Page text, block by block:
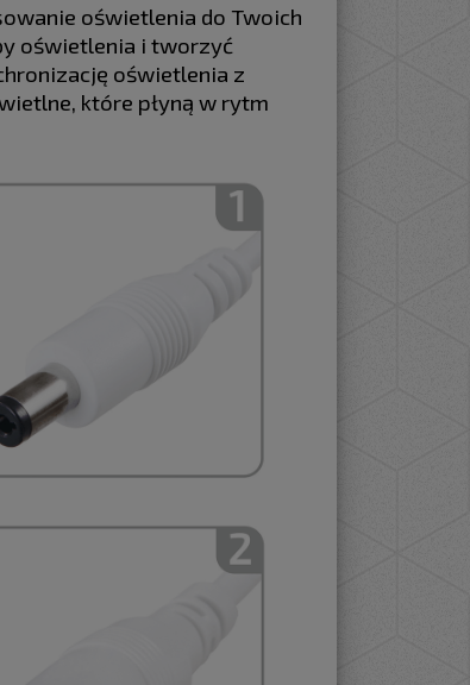
oświetlenia do Twoich
oświetlenia i tworzyć
oświetlenia z
które płyną w rytm